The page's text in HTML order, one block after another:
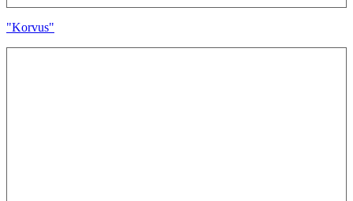
"Korvus"